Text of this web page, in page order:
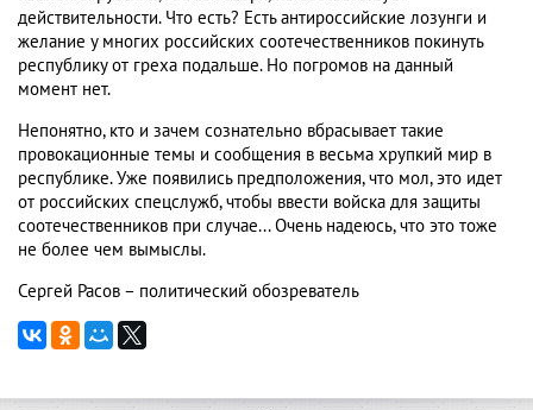
действительности. Что есть? Есть антироссийские лозунги и
желание у многих российских соотечественников покинуть
республику от греха подальше. Но погромов на данный
момент нет.
Непонятно, кто и зачем сознательно вбрасывает такие
провокационные темы и сообщения в весьма хрупкий мир в
республике. Уже появились предположения, что мол, это идет
от российских спецслужб, чтобы ввести войска для защиты
соотечественников при случае... Очень надеюсь, что это тоже
не более чем вымыслы.
Сергей Расов – политический обозреватель